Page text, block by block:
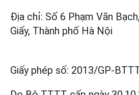
Địa chỉ: Số 6 Phạm Văn
Giấy, Thành phố Hà Nội
Giấy phép số: 2013/GP-